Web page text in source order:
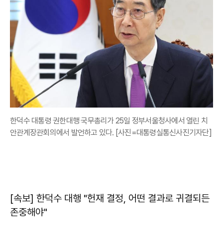
한덕수 대통령 권한대행 국무총리가 25일 정부서울청사에서 열린 치
안관계장관회의에서 발언하고 있다. [사진=대통령실통신사진기자단]
[속보] 한덕수 대행 "헌재 결정, 어떤 결과로 귀결되든
존중해야"